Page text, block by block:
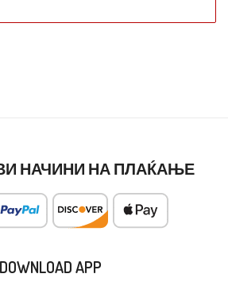
НАЧИНИ НА ПЛАЌАЊЕ
DOWNLOAD APP